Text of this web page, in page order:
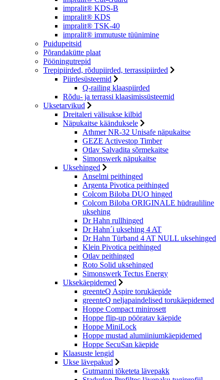
impralit® KDS-B
impralit® KDS
impralit® TSK-40
impralit® immutuste tüünimine
Puidupeitsid
Põrandakütte plaat
Pööningutrepid
Trepipiirded, rõdupiirded, terrassipiirded
Piirdesüsteemid
Q-railing klaaspiirded
Rõdu- ja terrassi klaasimissüsteemid
Uksetarvikud
Dreitaleri välisukse kilbid
Näpukaitse käänduksele
Athmer NR-32 Unisafe näpukaitse
GEZE Activestop Timber
Otlav Salvadita sõrmekaitse
Simonswerk näpukaitse
Uksehinged
Anselmi peithinged
Argenta Pivotica peithinged
Colcom Biloba DUO hinged
Colcom Biloba ORIGINALE hüdrauliline
uksehing
Dr Hahn rullhinged
Dr Hahn´i uksehing 4 AT
Dr Hahn Türband 4 AT NULL uksehinged
Klein Pivotica peithinged
Otlav peithinged
Roto Solid uksehinged
Simonswerk Tectus Energy
Uksekäepidemed
greenteQ Aspire torukäepide
greenteQ neljapaindelised torukäepidemed
Hoppe Compact minirosett
Hoppe flip-up pööratav käepide
Hoppe MiniLock
Hoppe mustad alumiiniumkäepidemed
Hoppe SecuSan käepide
Klaasuste lengid
Ukse lävepakud
Gutmanni tõketeta lävepakk